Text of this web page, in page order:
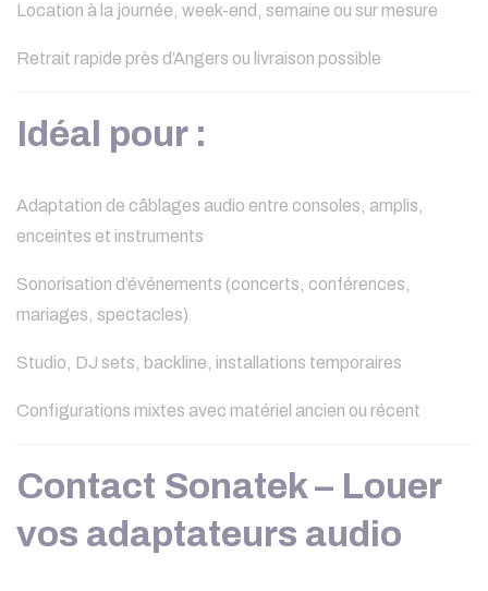
Location à la journée, week-end, semaine ou sur mesure
Retrait rapide près d’Angers ou livraison possible
Idéal pour :
Adaptation de câblages audio entre consoles, amplis,
enceintes et instruments
Sonorisation d’événements (concerts, conférences,
mariages, spectacles)
Studio, DJ sets, backline, installations temporaires
Configurations mixtes avec matériel ancien ou récent
Contact Sonatek – Louer
vos adaptateurs audio